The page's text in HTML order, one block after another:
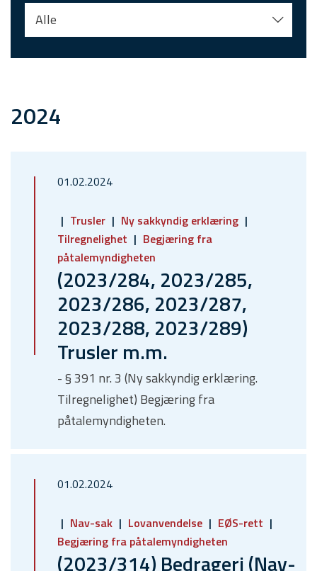
Alle
2024
01.02.2024
Trusler
Ny sakkyndig erklæring
Tilregnelighet
Begjæring fra
påtalemyndigheten
(2023/284, 2023/285,
2023/286, 2023/287,
2023/288, 2023/289)
Trusler m.m.
- § 391 nr. 3 (Ny sakkyndig erklæring.
Tilregnelighet) Begjæring fra
påtalemyndigheten.
01.02.2024
Nav-sak Lovanvendelse
EØS-rett
Begjæring fra påtalemyndigheten
(2023/314) Bedrageri (Nav-